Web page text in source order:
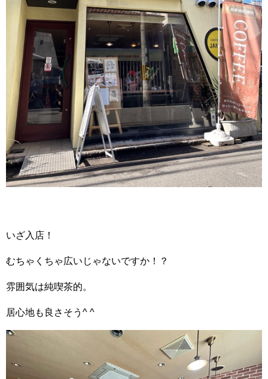
いざ入店！
むちゃくちゃ広いじゃないですか！？
雰囲気は純喫茶的。
居心地も良さそう^ ^